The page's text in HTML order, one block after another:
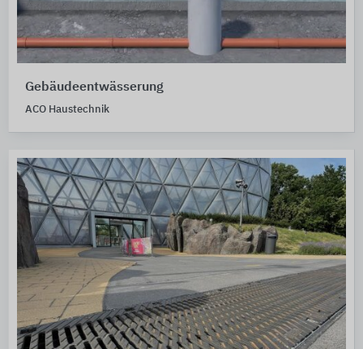
Gebäudeentwässerung
ACO Haustechnik